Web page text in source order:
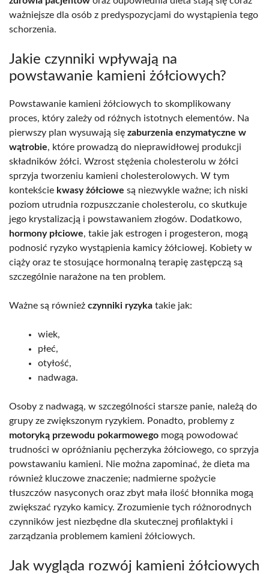
ważniejsze dla osób z predyspozycjami do wystąpienia tego
schorzenia.
Jakie czynniki wpływają na
powstawanie kamieni żółciowych?
Powstawanie kamieni żółciowych to skomplikowany
proces, który zależy od różnych istotnych elementów. Na
pierwszy plan wysuwają się zaburzenia enzymatyczne w
wątrobie, które prowadzą do nieprawidłowej produkcji
składników żółci. Wzrost stężenia cholesterolu w żółci
sprzyja tworzeniu kamieni cholesterolowych. W tym
kontekście kwasy żółciowe są niezwykle ważne; ich niski
poziom utrudnia rozpuszczanie cholesterolu, co skutkuje
jego krystalizacją i powstawaniem złogów. Dodatkowo,
hormony płciowe, takie jak estrogen i progesteron, mogą
podnosić ryzyko wystąpienia kamicy żółciowej. Kobiety w
ciąży oraz te stosujące hormonalną terapię zastępczą są
szczególnie narażone na ten problem.
Ważne są również czynniki ryzyka takie jak:
wiek,
płeć,
otyłość,
nadwaga.
Osoby z nadwagą, w szczególności starsze panie, należą do
grupy ze zwiększonym ryzykiem. Ponadto, problemy z
motoryką przewodu pokarmowego mogą powodować
trudności w opróżnianiu pęcherzyka żółciowego, co sprzyja
powstawaniu kamieni. Nie można zapominać, że dieta ma
również kluczowe znaczenie; nadmierne spożycie
tłuszczów nasyconych oraz zbyt mała ilość błonnika mogą
zwiększać ryzyko kamicy. Zrozumienie tych różnorodnych
czynników jest niezbędne dla skutecznej profilaktyki i
zarządzania problemem kamieni żółciowych.
Jak wygląda rozwój kamieni żółciowych